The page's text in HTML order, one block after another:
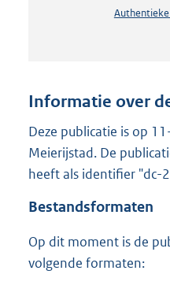
Informatie over
Deze publicatie is op
Meierijstad. De
heeft als identifier "dc-
Bestandsformaten
Op dit moment is de
volgende formaten: